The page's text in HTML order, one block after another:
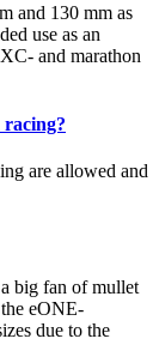
and 130 mm as
use as an
and marathon
are allowed and
big fan of mullet
eONE-
due to the